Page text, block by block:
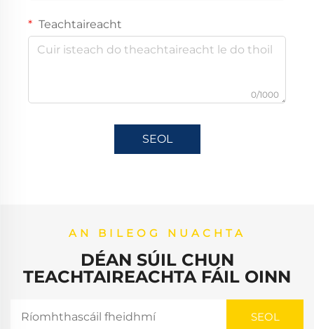
Teachtaireacht
0/1000
SEOL
AN BILEOG NUACHTA
DÉAN SÚIL CHUN
TEACHTAIREACHTA FÁIL OINN